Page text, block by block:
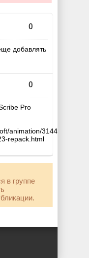
0
добавлять
0
Pro
animation/3144-
repack.html
в группе